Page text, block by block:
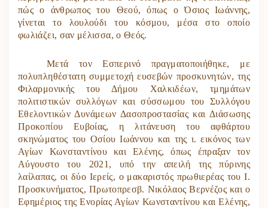
πώς ο άνθρωπος του Θεού, όπως ο Όσιος Ιωάννης,
γίνεται το λουλούδι του κόσμου, μέσα στο οποίο
φωλιάζει, σαν μέλισσα, ο Θεός.
Μετά τον Εσπερινό πραγματοποιήθηκε, με
πολυπληθέστατη συμμετοχή ευσεβών προσκυνητών, της
Φιλαρμονικής του Δήμου Χαλκιδέων, τμημάτων
πολιτιστικών συλλόγων και σύσσωμου του Συλλόγου
Εθελοντικών Δυνάμεων Δασοπροστασίας και Διάσωσης
Προκοπίου Ευβοίας, η λιτάνευση του αφθάρτου
σκηνώματος του Οσίου Ιωάννου και της ι. εικόνος των
Αγίων Κωνσταντίνου και Ελένης, όπως έπραξαν τον
Αύγουστο του 2021, υπό την απειλή της πύρινης
λαίλαπας, οι δύο Ιερείς, ο μακαριστός πρωθιερέας του Ι.
Προσκυνήματος, Πρωτοπρεσβ. Νικόλαος Βερνέζος και ο
Εφημέριος της Ενορίας Αγίων Κωνσταντίνου και Ελένης,